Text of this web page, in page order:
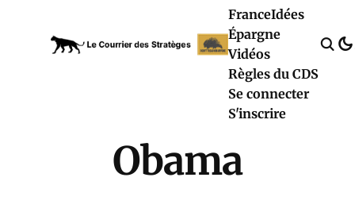
FranceIdées
Épargne
Vidéos
Règles du CDS
Se connecter
S'inscrire
Obama